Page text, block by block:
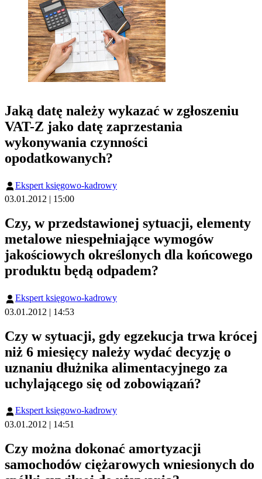
Jaką datę należy wykazać w zgłoszeniu
VAT-Z jako datę zaprzestania
wykonywania czynności
opodatkowanych?
Ekspert księgowo-kadrowy
03.01.2012 | 15:00
Czy, w przedstawionej sytuacji, elementy
metalowe niespełniające wymogów
jakościowych określonych dla końcowego
produktu będą odpadem?
Ekspert księgowo-kadrowy
03.01.2012 | 14:53
Czy w sytuacji, gdy egzekucja trwa krócej
niż 6 miesięcy należy wydać decyzję o
uznaniu dłużnika alimentacyjnego za
uchylającego się od zobowiązań?
Ekspert księgowo-kadrowy
03.01.2012 | 14:51
Czy można dokonać amortyzacji
samochodów ciężarowych wniesionych do